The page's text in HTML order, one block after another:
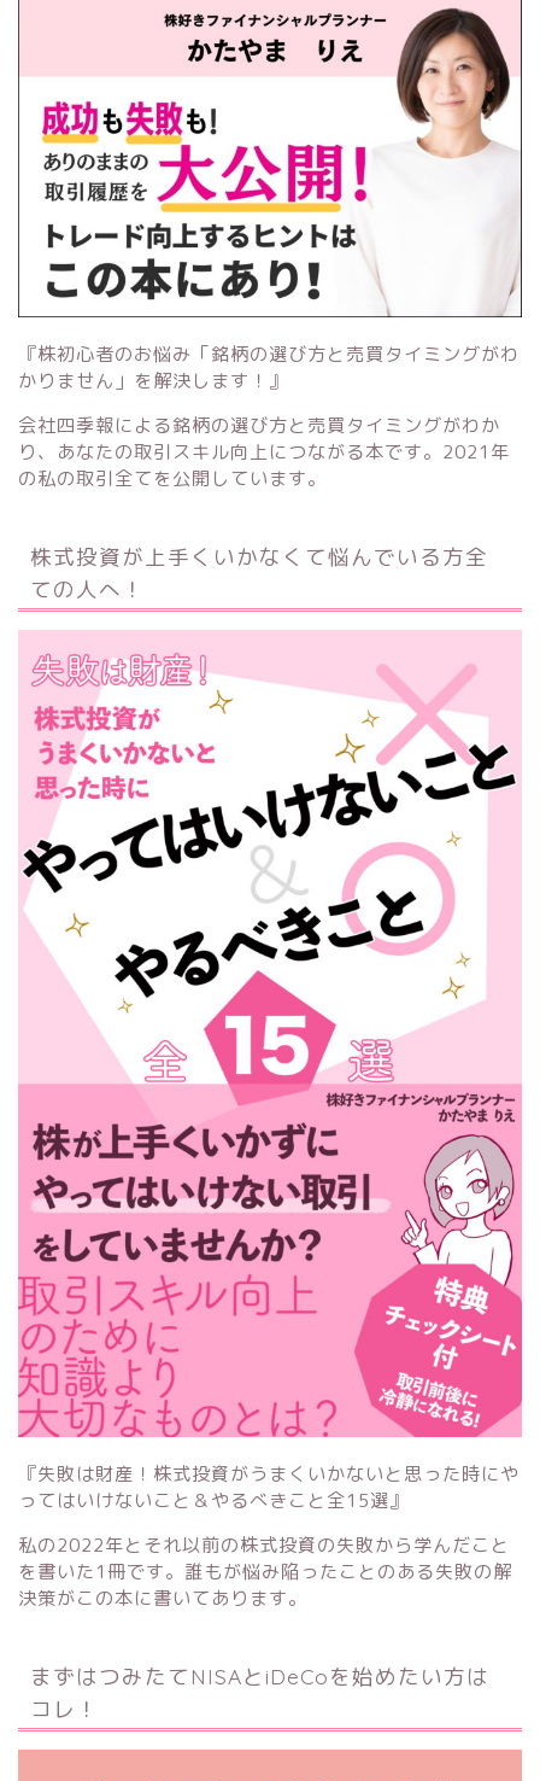
『株初心者のお悩み「銘柄の選び方と売買タイミングがわ
かりません」を解決します！』
会社四季報による銘柄の選び方と売買タイミングがわか
り、あなたの取引スキル向上につながる本です。2021年
の私の取引全てを公開しています。
株式投資が上手くいかなくて悩んでいる方全
ての人へ！
『失敗は財産！株式投資がうまくいかないと思った時にや
ってはいけないこと＆やるべきこと全15選』
私の2022年とそれ以前の株式投資の失敗から学んだこと
を書いた1冊です。誰もが悩み陥ったことのある失敗の解
決策がこの本に書いてあります。
まずはつみたてNISAとiDeCoを始めたい方は
コレ！